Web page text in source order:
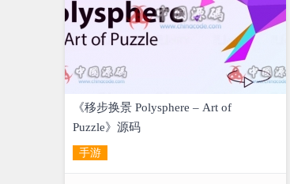
《移步换景 Polysphere – Art of
Puzzle》源码
手游